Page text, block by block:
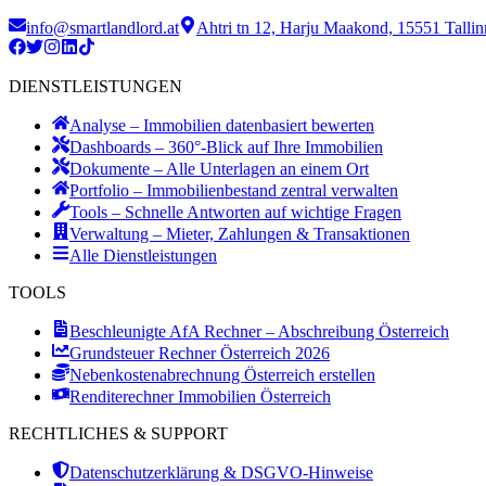
info@smartlandlord.at Ahtri tn 12, Harju Maakond, 15551
DIENSTLEISTUNGEN
Analyse – Immobilien datenbasiert bewerten
Dashboards – 360°-Blick auf Ihre Immobilien
Dokumente – Alle Unterlagen an einem Ort
Portfolio – Immobilienbestand zentral verwalten
Tools – Schnelle Antworten auf wichtige Fragen
Verwaltung – Mieter, Zahlungen & Transaktionen
Alle Dienstleistungen
TOOLS
Beschleunigte AfA Rechner – Abschreibung Österreich
Grundsteuer Rechner Österreich 2026
Nebenkostenabrechnung Österreich erstellen
Renditerechner Immobilien Österreich
RECHTLICHES & SUPPORT
Datenschutzerklärung & DSGVO-Hinweise